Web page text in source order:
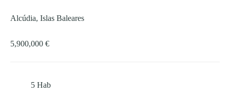
Alcúdia, Islas Baleares
5,900,000 €
5 Hab